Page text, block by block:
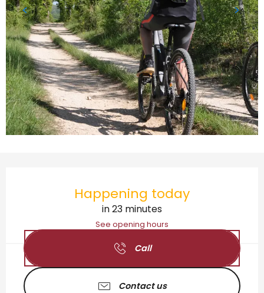
Happening today
in 23 minutes
See opening hours
Call
Contact us